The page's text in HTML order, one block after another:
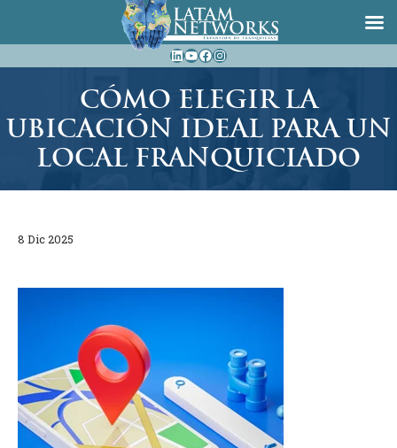
al
LinkedIn
YouTube
Facebook
Instagram
CÓMO ELEGIR LA
UBICACIÓN IDEAL PARA UN
LOCAL FRANQUICIADO
8 Dic 2025